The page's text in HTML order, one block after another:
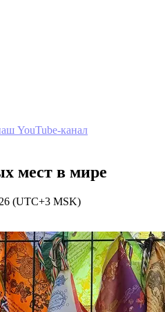
YouTube-канал
мест в мире
(UTC+3 MSK)